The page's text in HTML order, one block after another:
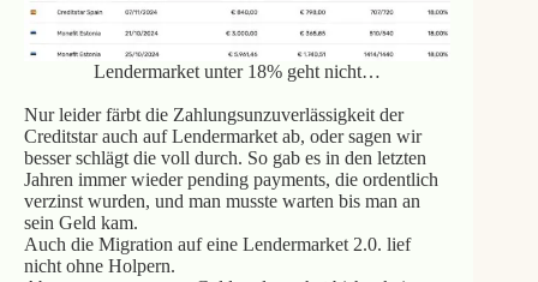
Lendermarket unter 18% geht nicht…
Nur leider färbt die Zahlungsunzuverlässigkeit der
Creditstar auch auf Lendermarket ab, oder sagen wir
besser schlägt die voll durch. So gab es in den letzten
Jahren immer wieder pending payments, die ordentlich
verzinst wurden, und man musste warten bis man an
sein Geld kam.
Auch die Migration auf eine Lendermarket 2.0. lief
nicht ohne Holpern.